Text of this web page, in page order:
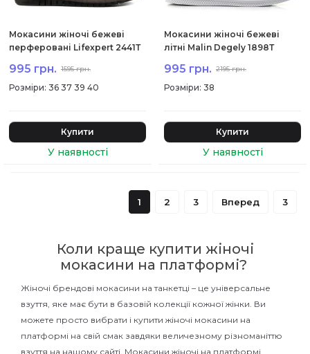
Мокасини жіночі бежеві
перферовані Lifexpert 2441Т
995 грн. 1595 грн.
: 36 37 39 40
Купити
Мокасини жіночі бежеві
літні Malin Degely 1898Т
995 грн. 2195 грн.
: 38
Купити
1 2 3 Вперед 3
Коли краще купити жіночі
мокасини на платформі?
Жіночі брендові мокасини на танкетці – це універсальне
взуття, яке має бути в базовій колекції кожної жінки. Ви
можете просто вибрати і купити жіночі мокасини на
платформі на свій смак завдяки величезному різноманіттю
взуття на нашому сайті. Мокасини жіночі на платформі